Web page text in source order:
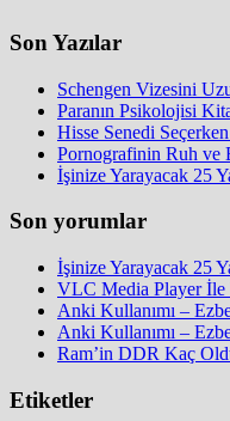
Son Yazılar
Schengen Vizesini
Paranın Psikolojisi
Hisse Senedi
Pornografinin Ruh ve
İşinize Yarayacak 25
Son yorumlar
İşinize Yarayacak 25
VLC Media Player İle
Anki Kullanımı –
Anki Kullanımı –
Ram’in DDR Kaç
Etiketler